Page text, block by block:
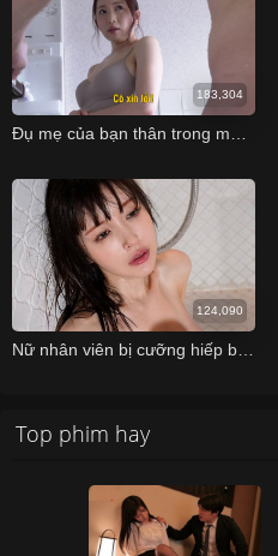
Đụ mẹ của bạn thân trong một lần đến nhà chơi
183,304
Nữ nhân viên bị cưỡng hiếp bởi tên giám đốc khi đi công tác
124,090
Top phim hay